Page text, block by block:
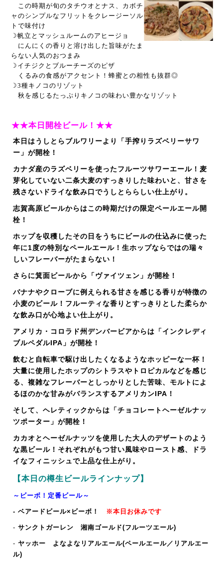
この時期が旬のタチウオとナス、カボチ
ャのシンプルなフリットをクレージーソル
トで味付け
☽帆立とマッシュルームのアヒージョ
にんにくの香りと溶け出した旨味がたま
らない人気のおつまみ
☽イチジクとブルーチーズのピザ
くるみの食感がアクセント！蜂蜜との相性も抜群◎
☽3種キノコのリゾット
秋を感じるたっぷりキノコの味わい豊かなリゾット
★★本日開栓ビール！★★
本日はうしとらブルワリーより「手搾りラズベリーサワ
ー」が開栓！
カナダ産のラズベリーを使ったフルーツサワーエール！麦
芽化していない二条大麦のすっきりした味わいと、甘さを
残さないドライな飲み口でうしとららしい仕上がり。
志賀高原ビールからはこの時期だけの限定ペールエール開
栓！
ホップを収穫したその日をうちにビールの仕込みに使った
年に1度の特別なペールエール！生ホップならではの瑞々
しいフレーバーがたまらない！
さらに箕面ビールから「ヴァイツェン」が開栓！
バナナやクローブに例えられる甘さを感じる香りが特徴の
小麦のビール！フルーティな香りとすっきりとした柔らか
な飲み口が心地よい仕上がり。
アメリカ・コロラド州デンバービアからは「インクレディ
ブルペダルIPA」が開栓！
飲むと自転車で駆け出したくなるようなホッピーな一杯！
大量に使用したホップのシトラスやトロピカルなどを感じ
る、複雑なフレーバーとしっかりとした苦味、モルトによ
るほのかな甘みがバランスするアメリカンIPA！
そして、ヘレティックからは「チョコレートヘーゼルナッ
ツポーター」が開栓！
カカオとヘーゼルナッツを使用した大人のデザートのよう
な黒ビール！それぞれがもつ甘い風味やロースト感、ドラ
イなフィニッシュで上品な仕上がり。
【本日の樽生ビールラインナップ】
～ビーボ！定番ビール～
- ベアードビール×ビーボ！ ※本日お休みです
- サンクトガーレン 湘南ゴールド(フルーツエール)
- ヤッホー よなよなリアルエール(ペールエール／リアルエー
ル)